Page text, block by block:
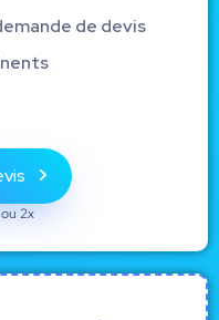
de devis
2x